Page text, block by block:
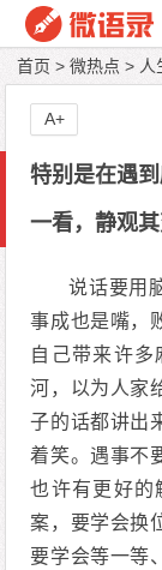
首页 >微热点 > 人
特别是在遇
一看，静观
说话要用
事成也是嘴，
自己带来许
河，以为人家
子的话都讲出
着笑。遇事不
也许有更好的
案，要学会换
要学会等一等
A+